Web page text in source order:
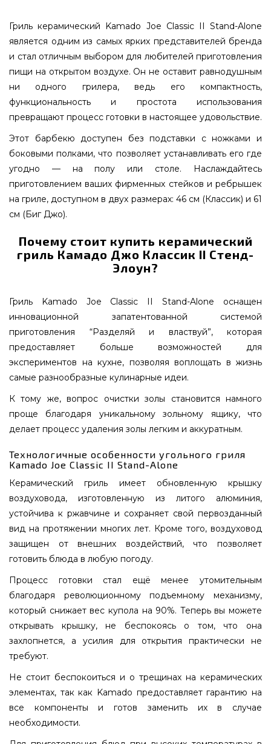
Гриль керамический Kamado Joe Classic II Stand-Alone
является одним из самых ярких представителей бренда
и стал отличным выбором для любителей приготовления
пищи на открытом воздухе. Он не оставит равнодушным
ни одного грилера, ведь его компактность,
функциональность и простота использования
превращают процесс готовки в настоящее удовольствие.
Этот барбекю доступен без подставки с ножками и
боковыми полками, что позволяет устанавливать его где
угодно — на полу или столе. Наслаждайтесь
приготовлением ваших фирменных стейков и ребрышек
на гриле, доступном в двух размерах: 46 см (Классик) и 61
см (Биг Джо).
Почему стоит купить керамический
гриль Камадо Джо Классик II Стенд-
Элоун?
Гриль Kamado Joe Classic II Stand-Alone оснащен
инновационной запатентованной системой
приготовления “Разделяй и властвуй”, которая
предоставляет больше возможностей для
экспериментов на кухне, позволяя воплощать в жизнь
самые разнообразные кулинарные идеи.
К тому же, вопрос очистки золы становится намного
проще благодаря уникальному зольному ящику, что
делает процесс удаления золы легким и аккуратным.
Технологичные особенности угольного гриля
Kamado Joe Classic II Stand-Alone
Керамический гриль имеет обновленную крышку
воздуховода, изготовленную из литого алюминия,
устойчива к ржавчине и сохраняет свой первозданный
вид на протяжении многих лет. Кроме того, воздуховод
защищен от внешних воздействий, что позволяет
готовить блюда в любую погоду.
Процесс готовки стал ещё менее утомительным
благодаря революционному подъемному механизму,
который снижает вес купола на 90%. Теперь вы можете
открывать крышку, не беспокоясь о том, что она
захлопнется, а усилия для открытия практически не
требуют.
Не стоит беспокоиться и о трещинах на керамических
элементах, так как Kamado предоставляет гарантию на
все компоненты и готов заменить их в случае
необходимости.